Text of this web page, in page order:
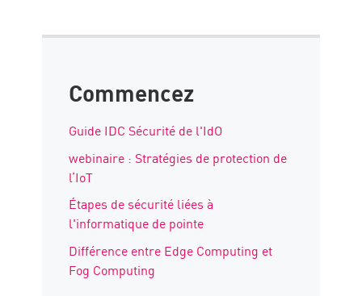
Commencez
Guide IDC Sécurité de l'IdO
webinaire : Stratégies de protection de
l’IoT
Étapes de sécurité liées à
l'informatique de pointe
Différence entre Edge Computing et
Fog Computing